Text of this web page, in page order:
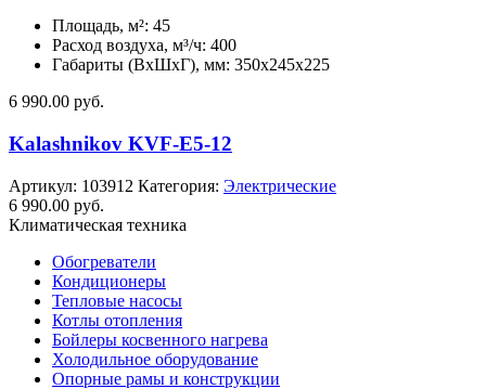
Площадь, м²: 45
Расход воздуха, м³/ч: 400
Габариты (ВхШхГ), мм: 350x245x225
6 990.00 руб.
Kalashnikov KVF-E5-12
Артикул: 103912 Категория: Электрические
6 990.00 руб.
Климатическая техника
Обогреватели
Кондиционеры
Тепловые насосы
Котлы отопления
Бойлеры косвенного нагрева
Холодильное оборудование
Опорные рамы и конструкции